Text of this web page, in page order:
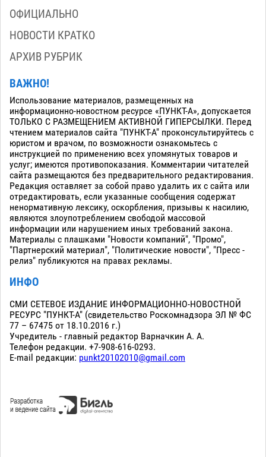
ОФИЦИАЛЬНО
НОВОСТИ КРАТКО
АРХИВ РУБРИК
ВАЖНО!
Использование материалов, размещенных на
информационно-новостном ресурсе «ПУНКТ-А», допускается
ТОЛЬКО С РАЗМЕЩЕНИЕМ АКТИВНОЙ ГИПЕРСЫЛКИ. Перед
чтением материалов сайта "ПУНКТ-А" проконсультируйтесь с
юристом и врачом, по возможности ознакомьтесь с
инструкцией по применению всех упомянутых товаров и
услуг; имеются противопоказания. Комментарии читателей
сайта размещаются без предварительного редактирования.
Редакция оставляет за собой право удалить их с сайта или
отредактировать, если указанные сообщения содержат
ненормативную лексику, оскорбления, призывы к насилию,
являются злоупотреблением свободой массовой
информации или нарушением иных требований закона.
Материалы с плашками "Новости компаний", "Промо",
"Партнерский материал", "Политические новости", "Пресс -
релиз" публикуются на правах рекламы.
ИНФО
СМИ СЕТЕВОЕ ИЗДАНИЕ ИНФОРМАЦИОННО-НОВОСТНОЙ
РЕСУРС "ПУНКТ-А" (свидетельство Роскомнадзора ЭЛ № ФС
77 – 67475 от 18.10.2016 г.)
Учредитель - главный редактор Варначкин А. А.
Телефон редакции. +7-908-616-0293.
E-mail редакции: punkt20102010@gmail.com